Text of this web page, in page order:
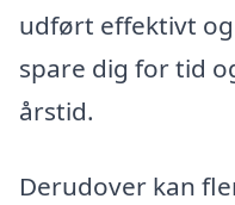
udført effektivt
spare dig for tid
årstid.
Derudover kan